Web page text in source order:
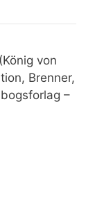
von
Brenner,
–